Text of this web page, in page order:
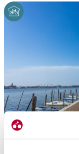
ITALIA